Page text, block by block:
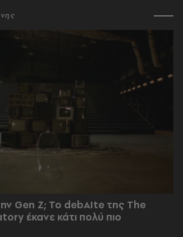
Gen Z; Το debAIte της The
έκανε κάτι πολύ πιο